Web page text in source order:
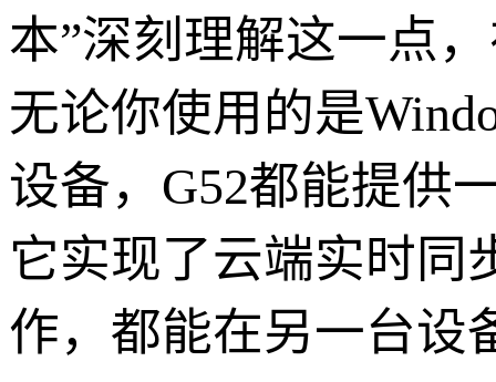
本”深刻理解这一点
无论你使用的是
设备，G52都能提供
它实现了云端实时同
作，都能在另一台设